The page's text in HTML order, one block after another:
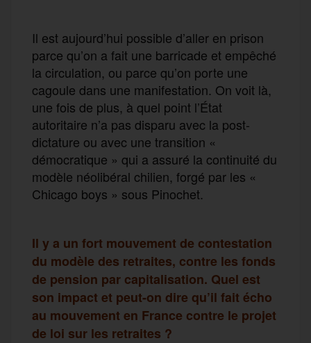
Il est aujourd’hui possible d’aller en prison
parce qu’on a fait une barricade et empêché
la circulation, ou parce qu’on porte une
cagoule dans une manifestation. On voit là,
une fois de plus, à quel point l’État
autoritaire n’a pas disparu avec la post-
dictature ou avec une transition «
démocratique » qui a assuré la continuité du
modèle néolibéral chilien, forgé par les «
Chicago boys » sous Pinochet.
Il y a un fort mouvement de contestation
du modèle des retraites, contre les fonds
de pension par capitalisation. Quel est
son impact et peut-on dire qu’il fait écho
au mouvement en France contre le projet
de loi sur les retraites ?